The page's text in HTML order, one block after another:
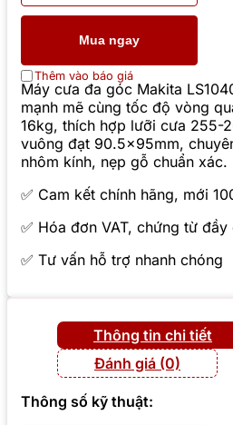
Mua ngay
Thêm vào báo giá
Máy cưa đa góc Makita
mạnh mẽ cùng tốc độ vòng
16kg, thích hợp lưỡi cưa 255-
vuông đạt 90.5x95mm,
nhôm kính, nẹp gỗ chuẩn xác.
✅ Cam kết chính hãng, mới
✅ Hóa đơn VAT, chứng từ đầy
✅ Tư vấn hỗ trợ nhanh chóng
Thông tin chi tiết
Đánh giá (0)
Thông số kỹ thuật: